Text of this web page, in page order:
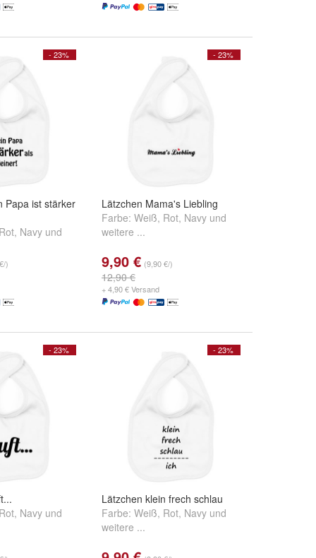
- 23%
Papa ist stärker
Rot, Navy und
)
- 23%
Lätzchen Mama's Liebling
Farbe: Weiß, Rot, Navy und
weitere ...
9,90 € (9,90 €/)
12,90 €
+ 4,90 € Versand
- 23%
Rot, Navy und
- 23%
Lätzchen klein frech schlau
Farbe: Weiß, Rot, Navy und
weitere ...